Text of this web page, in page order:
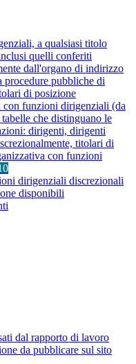
a qualsiasi titolo
quelli conferiti
dall'organo di indirizzo
procedure pubbliche di
di posizione
con funzioni dirigenziali (da
che distinguano le
dirigenti, dirigenti
titolari di
con funzioni
dirigenziali discrezionali
disponibili
dal rapporto di lavoro
da pubblicare sul sito